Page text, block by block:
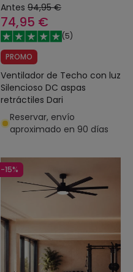
Antes 94,95 €
74,95 €
(5)
PROMO
Ventilador de Techo con luz
Silencioso DC aspas
retráctiles Dari
Reservar, envío
aproximado en 90 días
-15%